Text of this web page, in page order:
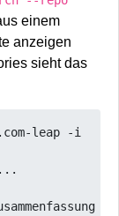
einem
anzeigen
sieht das
leap -i